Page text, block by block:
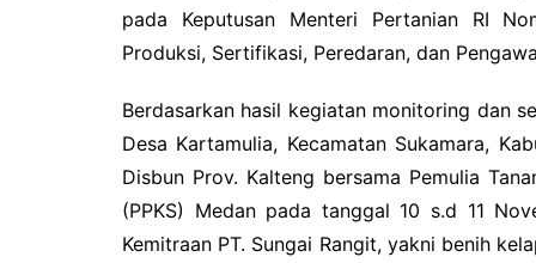
pada Keputusan Menteri Pertanian RI
Produksi, Sertifikasi, Peredaran, dan
Berdasarkan hasil kegiatan monitoring dan
Desa Kartamulia, Kecamatan Sukamara,
Disbun Prov. Kalteng bersama Pemulia
(PPKS) Medan pada tanggal 10 s.d 11
Kemitraan PT. Sungai Rangit, yakni benih